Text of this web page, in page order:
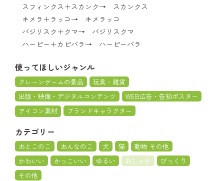
スフィンクス＋スカンク→ スカンクス
キメラ＋ラッコ→ キメラッコ
バジリスク＋クマ→ バジリスクマ
ハーピー＋カピバラ→ ハーピーバラ
使ってほしいジャンル
クレーンゲームの景品
玩具・雑貨
出版・映像・デジタルコンテンツ
WEB広告・告知ポスター
アイコン素材
ブランドキャラクター
カテゴリー
おとこのこ おんなのこ 犬 猫
動物 その他
かわいい
かっこいい ゆるい おしゃれ
びっくり
その他